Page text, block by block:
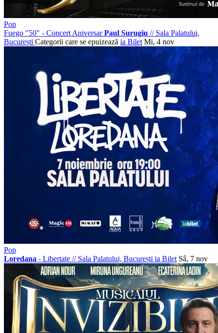
Pop
Fuego "50" - Concert AniversarPaul Surugiu //Sala Palatului,
București Categorii care se epuizează ia Bilet Mi, 4 nov
Pop
Loredana - Libertate //Sala Palatului, București ia Bilet Sâ, 7 nov